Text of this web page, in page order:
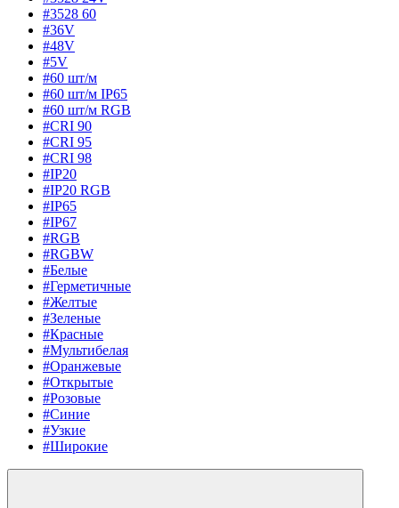
#3528 60
#36V
#48V
#5V
#60 шт/м
#60 шт/м IP65
#60 шт/м RGB
#CRI 90
#CRI 95
#CRI 98
#IP20
#IP20 RGB
#IP65
#IP67
#RGB
#RGBW
#Белые
#Герметичные
#Желтые
#Зеленые
#Красные
#Мультибелая
#Оранжевые
#Открытые
#Розовые
#Синие
#Узкие
#Широкие